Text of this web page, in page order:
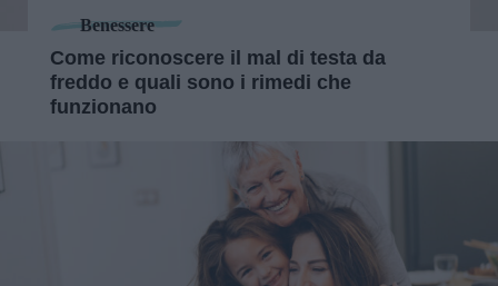
Benessere
Come riconoscere il mal di testa da
freddo e quali sono i rimedi che
funzionano